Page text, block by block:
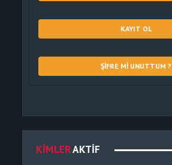
KAYIT OL
ŞIFRE MI UNUTTUM ?
KIMLERAKTIF